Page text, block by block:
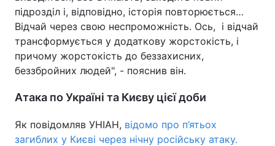
підрозділ і, відповідно, історія повторюється…
Відчай через свою неспроможність. Ось, і відчай
трансформується у додаткову жорстокість, і
причому жорстокість до беззахисних,
беззбройних людей", - пояснив він.
Атака по Україні та Києву цієї доби
Як повідомляв УНІАН, відомо про п’ятьох
загиблих у Києві через нічну російську атаку.